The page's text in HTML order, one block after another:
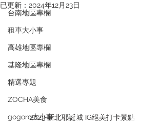
台南地區專欄
租車大小事
高雄地區專欄
基隆地區專欄
精選專題
ZOCHA美食
gogoro大小事
已更新： 2024年12月23日
2023 新北耶誕城 IG絕美打卡景點